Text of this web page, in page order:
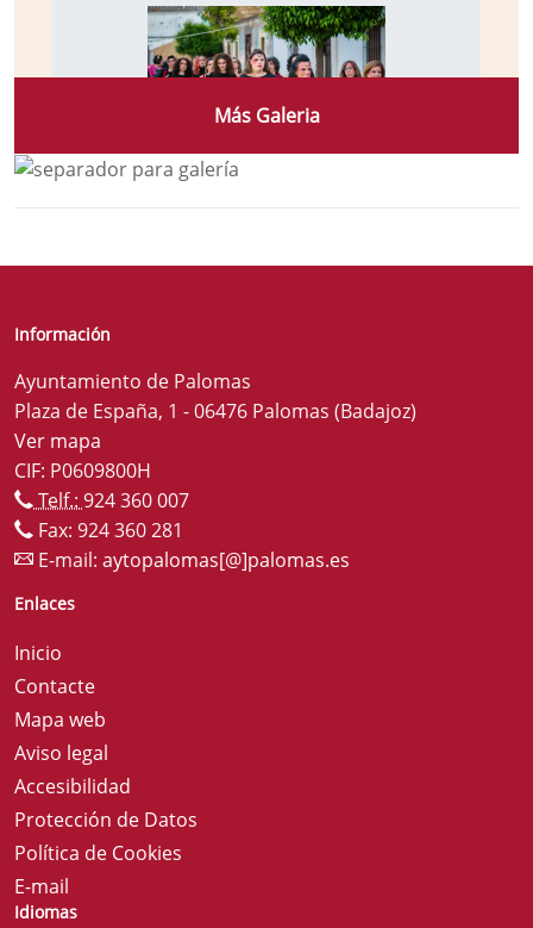
Más Galeria
Información
Ayuntamiento de Palomas
Plaza de España, 1 - 06476 Palomas (Badajoz)
Ver mapa
CIF: P0609800H
Telf.: 924 360 007
Fax: 924 360 281
E-mail: aytopalomas[@]palomas.es
Enlaces
Inicio
Contacte
Mapa web
Aviso legal
Accesibilidad
Protección de Datos
Política de Cookies
E-mail
Idiomas